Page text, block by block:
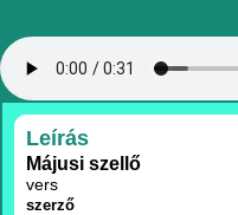
RÉSZLETEK
Leírás
Májusi szellő
vers
szerző